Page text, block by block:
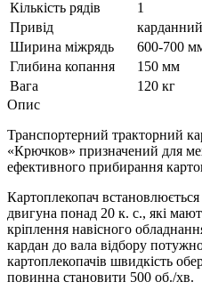
Кількість рядів
1
Привід
карданний
Ширина міжрядь
600-700
Глибина копання
150 мм
Вага
120 кг
Опис
Транспортерний тракторний
«Крючков» призначений для
ефективного прибирання
Картоплекопач
двигуна понад 20 к. с., які
кріплення навісного
кардан до вала відбору
картоплекопачів швидкість
повинна становити 500 об./хв.